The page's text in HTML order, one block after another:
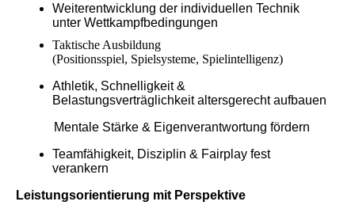
Weiterentwicklung der individuellen Technik
unter Wettkampfbedingungen
Taktische Ausbildung
(Positionsspiel, Spielsysteme, Spielintelligenz)
Athletik, Schnelligkeit &
Belastungsverträglichkeit altersgerecht aufbauen
Mentale Stärke & Eigenverantwortung fördern
Teamfähigkeit, Disziplin & Fairplay fest
verankern
Leistungsorientierung mit Perspektive